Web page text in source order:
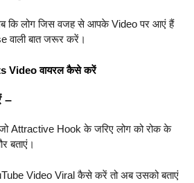
कि लोग जिस वजह से आपके Video पर आएं हैं
वाली बात जरूर करें।
Video वायरल कैसे करें
–
Hook के जरिए लोग को रोक के
बताएं।
Video Viral कैसे करें तो अब उसको बताएं